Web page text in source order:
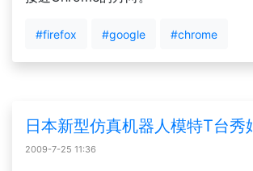
#firefox #google #chrome
日本新型仿真机器人模特T台秀
2009-7-25 11:36